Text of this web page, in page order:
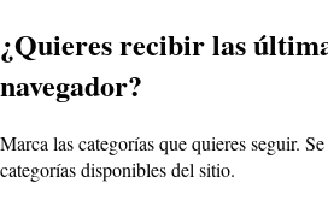
¿Quieres recibir las
navegador?
Marca las categorías que quieres seguir.
categorías disponibles del sitio.